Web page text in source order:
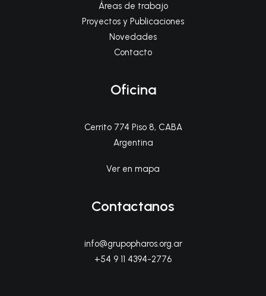
Áreas de trabajo
Proyectos y Publicaciones
Novedades
Contacto
Oficina
Cerrito 774 Piso 8, CABA
Argentina
Ver en mapa
Contactanos
info@grupopharos.org.ar
+54 9 11 4394-2776